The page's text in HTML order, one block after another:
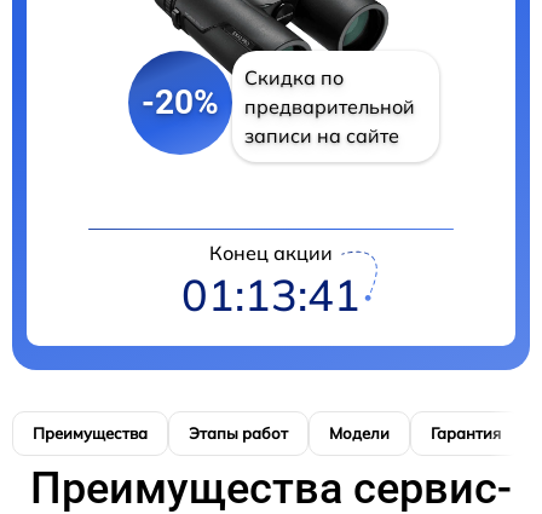
-20%
Скидка по
предварительной
записи на сайте
Конец акции
01:13:40
Преимущества Этапы работ Модели Гарантия
Преимущества сервис-